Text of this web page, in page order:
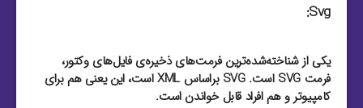
Svg:
یکی از شناخته‌شده‌ترین فرمت‌های ذخیره‌ی فایل‌های وکتور،
فرمت SVG است. SVG براساس XML است، این یعنی هم برای
کامپیوتر و هم افراد قابل خواندن است.